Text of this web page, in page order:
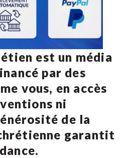
est un média
par des
vous, en accès
ni
de la
garantit